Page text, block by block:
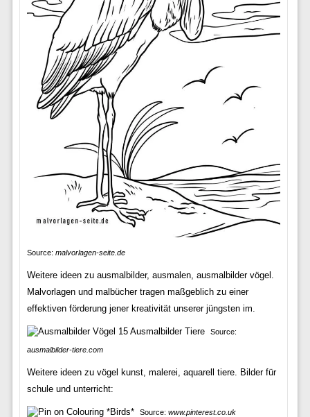
Source: malvorlagen-seite.de
Weitere ideen zu ausmalbilder, ausmalen, ausmalbilder vögel.
Malvorlagen und malbücher tragen maßgeblich zu einer
effektiven förderung jener kreativität unserer jüngsten im.
Source:
ausmalbilder-tiere.com
Weitere ideen zu vögel kunst, malerei, aquarell tiere. Bilder für
schule und unterricht:
Source: www.pinterest.co.uk